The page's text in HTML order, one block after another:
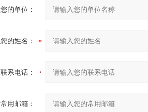
您的单位：
您的姓名：
联系电话：
常用邮箱：